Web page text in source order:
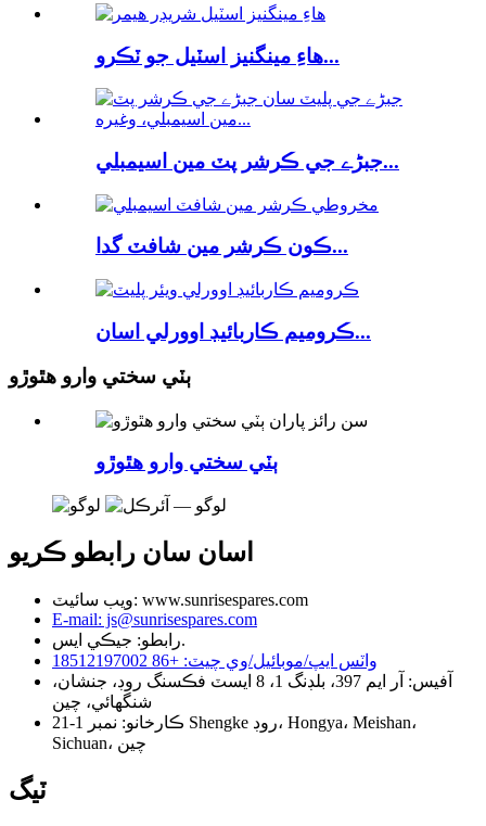
هاءِ مينگنيز اسٽيل جو ٽڪرو...
جبڑے جي ڪرشر پٽ مين اسيمبلي...
ڪون ڪرشر مين شافٽ گدا...
ڪروميم ڪاربائيڊ اوورلي اسان...
ٻٽي سختي وارو هٿوڙو
ٻٽي سختي وارو هٿوڙو
اسان سان رابطو ڪريو
ويب سائيٽ: www.sunrisespares.com
E-mail: js@sunrisespares.com
رابطو: جيڪي ايس.
واٽس ايپ/موبائيل/وي چيٽ: +86 18512197002
آفيس: آر ايم 397، بلڊنگ 1، 8 ايسٽ فڪسنگ روڊ، جنشان،
شنگھائي، چين
ڪارخانو: نمبر 1-21 Shengke روڊ، Hongya، Meishan،
Sichuan، چين
ٽيگ